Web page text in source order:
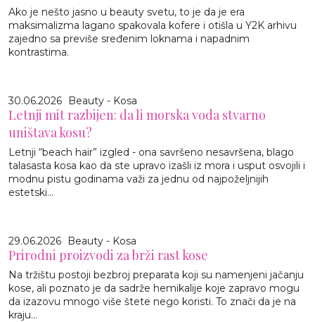
Ako je nešto jasno u beauty svetu, to je da je era
maksimalizma lagano spakovala kofere i otišla u Y2K arhivu
zajedno sa previše sređenim loknama i napadnim
kontrastima.
30.06.2026 Beauty - Kosa
Letnji mit razbijen: da li morska voda stvarno
uništava kosu?
Letnji “beach hair” izgled - ona savršeno nesavršena, blago
talasasta kosa kao da ste upravo izašli iz mora i usput osvojili i
modnu pistu godinama važi za jednu od najpoželjnijih
estetski...
29.06.2026 Beauty - Kosa
Prirodni proizvodi za brži rast kose
Na tržištu postoji bezbroj preparata koji su namenjeni jačanju
kose, ali poznato je da sadrže hemikalije koje zapravo mogu
da izazovu mnogo više štete nego koristi. To znači da je na
kraju...